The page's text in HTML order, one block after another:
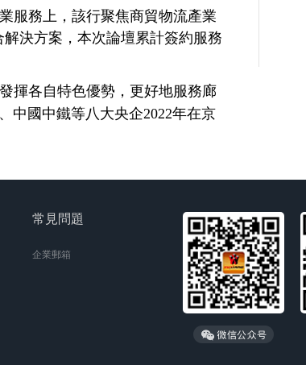
服務上，該行聚焦商貿物流產業
解決方案，本次論壇累計簽約服務
揮各自特色優勢，更好地服務廊
中國中鐵等八大央企2022年在京
常見問題
企業郵箱